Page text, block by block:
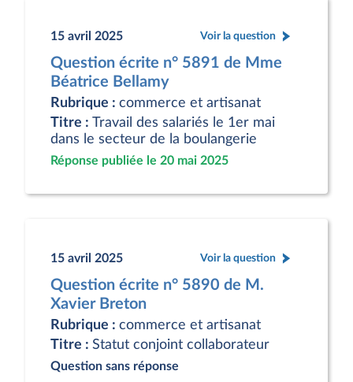
15 avril 2025 Voir la question
Question écrite n° 5891 de Mme
Béatrice Bellamy
Rubrique : commerce et artisanat
Titre : Travail des salariés le 1er mai
dans le secteur de la boulangerie
Réponse publiée le 20 mai 2025
15 avril 2025 Voir la question
Question écrite n° 5890 de M.
Xavier Breton
Rubrique : commerce et artisanat
Titre : Statut conjoint collaborateur
Question sans réponse